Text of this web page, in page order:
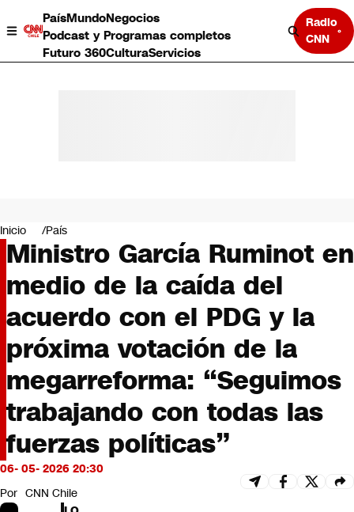
PaísMundoNegocios
Podcast y Programas completos
Futuro 360CulturaServicios
Radio
CNN
Negocios
Deportes
Programas completos
Cultura
Servicios
Bits
CNN Data
CNN tiempo
Opinión
Inicio País
Ministro García Ruminot en
medio de la caída del
acuerdo con el PDG y la
próxima votación de la
megarreforma: “Seguimos
trabajando con todas las
fuerzas políticas”
06- 05- 2026 20:30
Por CNN Chile